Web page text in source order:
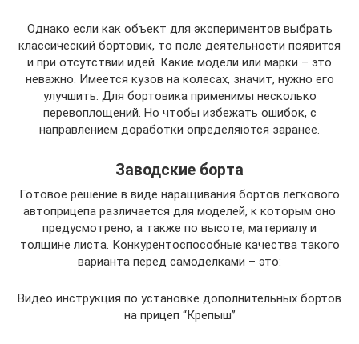
Однако если как объект для экспериментов выбрать
классический бортовик, то поле деятельности появится
и при отсутствии идей. Какие модели или марки – это
неважно. Имеется кузов на колесах, значит, нужно его
улучшить. Для бортовика применимы несколько
перевоплощений. Но чтобы избежать ошибок, с
направлением доработки определяются заранее.
Заводские борта
Готовое решение в виде наращивания бортов легкового
автоприцепа различается для моделей, к которым оно
предусмотрено, а также по высоте, материалу и
толщине листа. Конкурентоспособные качества такого
варианта перед самоделками – это:
Видео инструкция по установке дополнительных бортов
на прицеп “Крепыш”